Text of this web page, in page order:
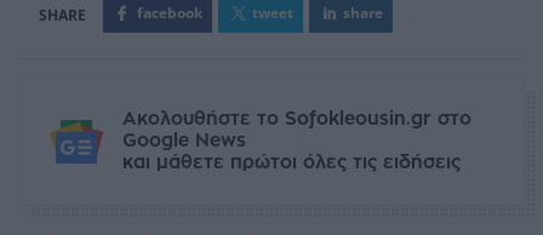
facebook tweet share
Ακολουθήστε το Sofokleousin.gr στο
Google News
και μάθετε πρώτοι όλες τις ειδήσεις